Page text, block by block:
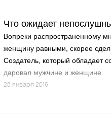
Что ожидает
Вопреки распространенному
женщину равными, скорее
Создатель, который обладает
даровал мужчине и женщине
28 января 2016